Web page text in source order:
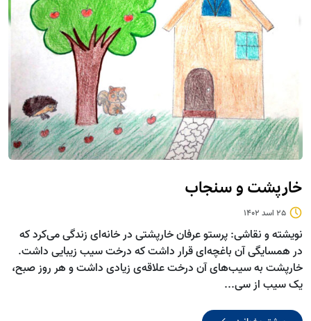
خارپشت و سنجاب
25 اسد 1402
نویشته و نقاشی: پرستو عرفان خارپشتی در خانه‌ای زندگی می‌کرد که
در همسایگی آن باغچه‌ای قرار داشت که درخت سیب زیبایی داشت.
خارپشت به سیب‌‍‌های آن درخت علاقه‌ی زیادی داشت و هر روز صبح،
یک سیب از سی...